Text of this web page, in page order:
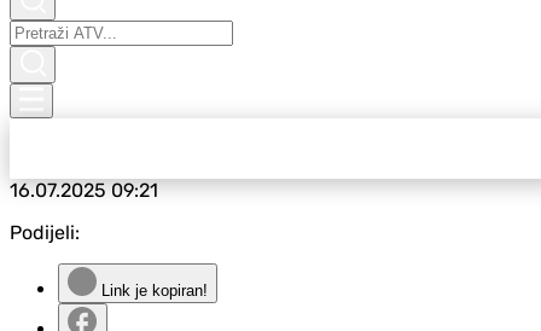
16.07.202509:21
Podijeli:
Link je kopiran!